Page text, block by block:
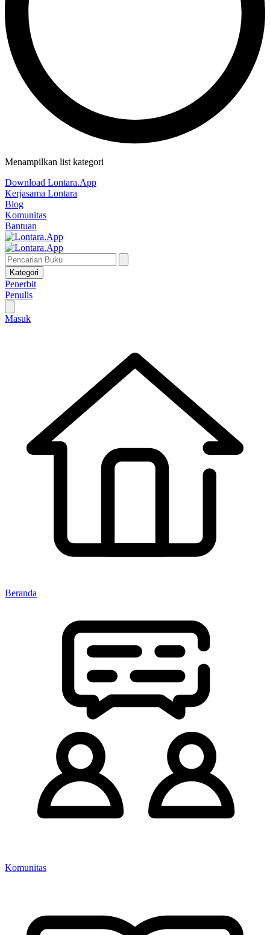
Menampilkan list kategori
Download Lontara.App
Kerjasama Lontara
Blog
Komunitas
Bantuan
Kategori
Penerbit
Penulis
Masuk
Beranda
Komunitas